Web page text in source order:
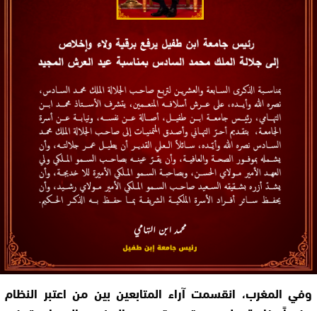
وفي المغرب، انقسمت آراء المتابعين بين من اعتبر النظام